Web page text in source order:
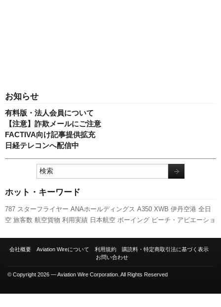
お知らせ
有料版・法人会員について
【注意】詐欺メールにご注意
FACTIVA向け記事提供拡充
日経テレコンへ配信中
ホット・キーワード
787 スターフライヤー ANAホールディングス A350 XWB 伊丹空港 全日
空 旅客数 航空貨物 利用実績 日本航空 ボーイング ピーチ・アビエーショ
新路線 客室乗務員 訪日客 福岡空港 新型コロナウイルス 国交省航空局
会社概要 Aviation Wireについて 利用規約
購読料・特定商取引法に基づく表示
お問い合わせ
© Copyright 2026 — Aviation Wire Corporation. All Rights Reserved